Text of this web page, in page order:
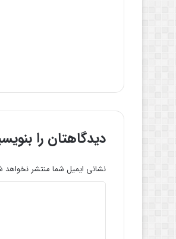
دیدگاهتان را
نشانی ایمیل شما منتشر نخواهد